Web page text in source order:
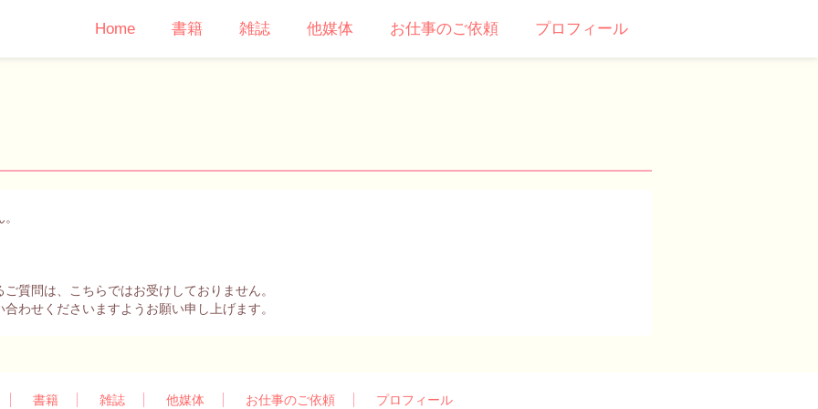
Home 書籍 雑誌 他媒体 お仕事のご依頼 プロフィール
質問は、こちらではお受けしておりません。
わせくださいますようお願い申し上げます。
書籍 雑誌 他媒体 お仕事のご依頼 プロフィール